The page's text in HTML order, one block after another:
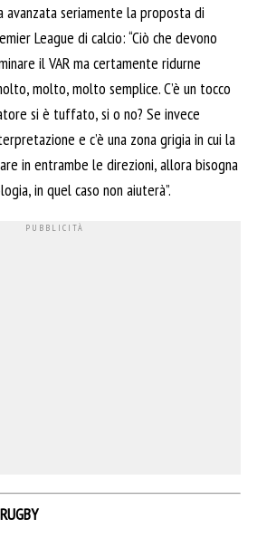
seriamente la proposta di
League di calcio: “Ciò che devono
il VAR ma certamente ridurne
molto, molto semplice. C’è un tocco
si è tuffato, si o no? Se invece
e c’è una zona grigia in cui la
in entrambe le direzioni, allora bisogna
in quel caso non aiuterà”.